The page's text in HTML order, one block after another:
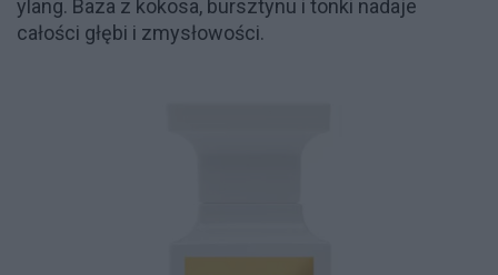
ylang. Baza z kokosa, bursztynu i tonki nadaje
całości głębi i zmysłowości.